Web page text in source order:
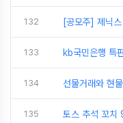
132 [공모주] 제닉
133 kb국민은행 특
134 선물거래와 현
135 토스 추석 꼬치